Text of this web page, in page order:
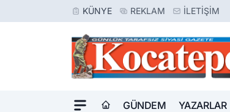
KÜNYE REKLAM İLETIŞIM
GÜNDEM YAZARLAR